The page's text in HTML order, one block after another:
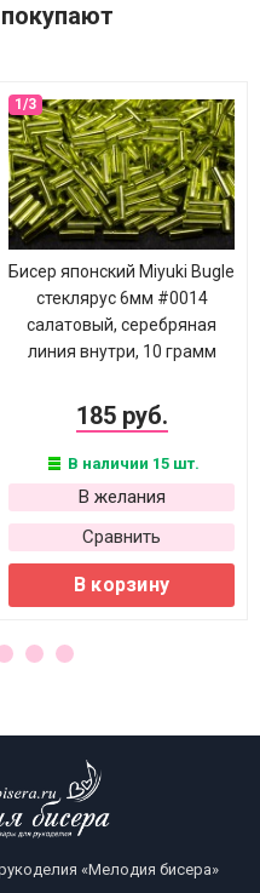
Бисер японский Miyuki Bugle
стеклярус 6мм #0014
салатовый, серебряная
линия внутри, 10 грамм
185 руб.
В наличии 15 шт.
В желания
Сравнить
В корзину
«Мелодия бисера»